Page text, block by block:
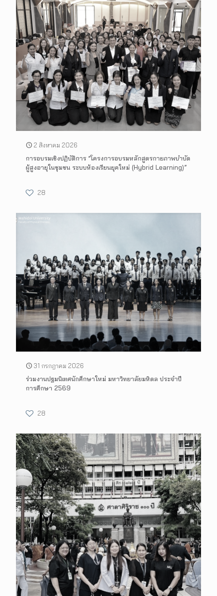
2 สิงหาคม 2026
การอบรมเชิงปฏิบัติการ “โครงการอบรมหลักสูตรกายภาพบำบัด
ผู้สูงอายุในชุมชน ระบบห้องเรียนยุคใหม่ (Hybrid Learning)”
28
31 กรกฎาคม 2026
ร่วมงานปฐมนิเทศนักศึกษาใหม่ มหาวิทยาลัยมหิดล ประจำปี
การศึกษา 2569
28